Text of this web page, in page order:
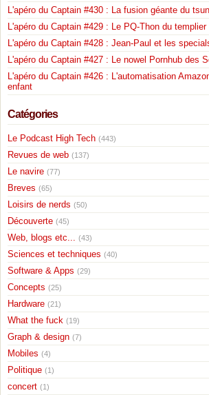
L'apéro du Captain #430 : La fusion géante du
L'apéro du Captain #429 : Le PQ-Thon du
L'apéro du Captain #428 : Jean-Paul et les
L'apéro du Captain #427 : Le nowel Pornhub des
L'apéro du Captain #426 : L'automatisation
enfant
Catégories
Le Podcast High Tech (443)
Revues de web (137)
Le navire (77)
Breves (65)
Loisirs de nerds (50)
Découverte (45)
Web, blogs etc... (43)
Sciences et techniques (40)
Software & Apps (29)
Concepts (25)
Hardware (21)
What the fuck (19)
Graph & design (7)
Mobiles (4)
Politique (1)
concert (1)